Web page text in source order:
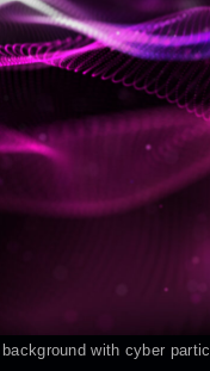
with cyber